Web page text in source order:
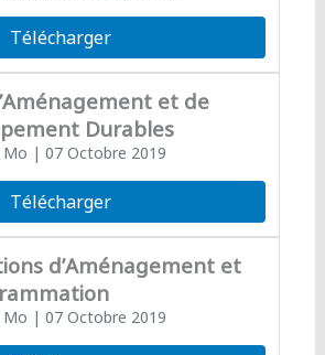
Télécharger
et de
Durables
| 07 Octobre 2019
Télécharger
d’Aménagement et
| 07 Octobre 2019